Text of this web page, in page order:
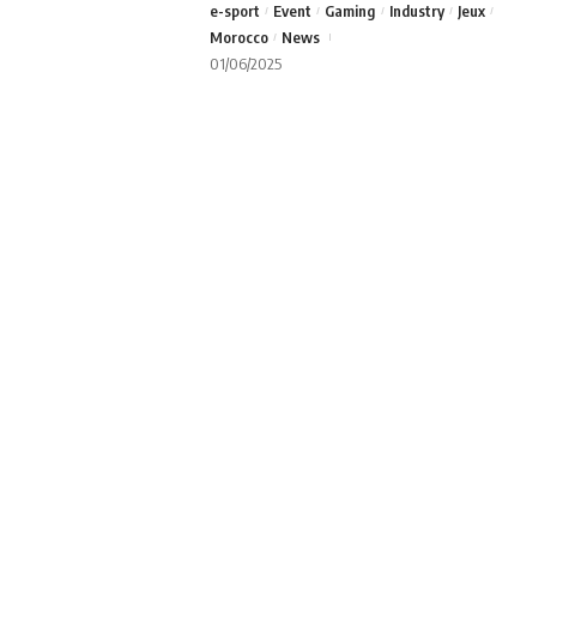
e-sport Event Gaming Industry
Jeux
Morocco
News
01/06/2025